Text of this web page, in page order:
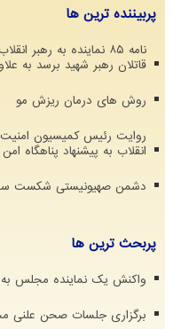
پربیننده ترین ها
نامه ۸۵ نماینده به
قاتلان رهبر شهید برسد به
روش های درمان ریزش مو
روایت رئیس کمیسیون
انقلاب به پیشنهاد پناهگاه امن
دشمن صهیونیستی شکست
پربحث ترین ها
واکنش یک نماینده مجلس به
برگزاری جلسات صحن علنی